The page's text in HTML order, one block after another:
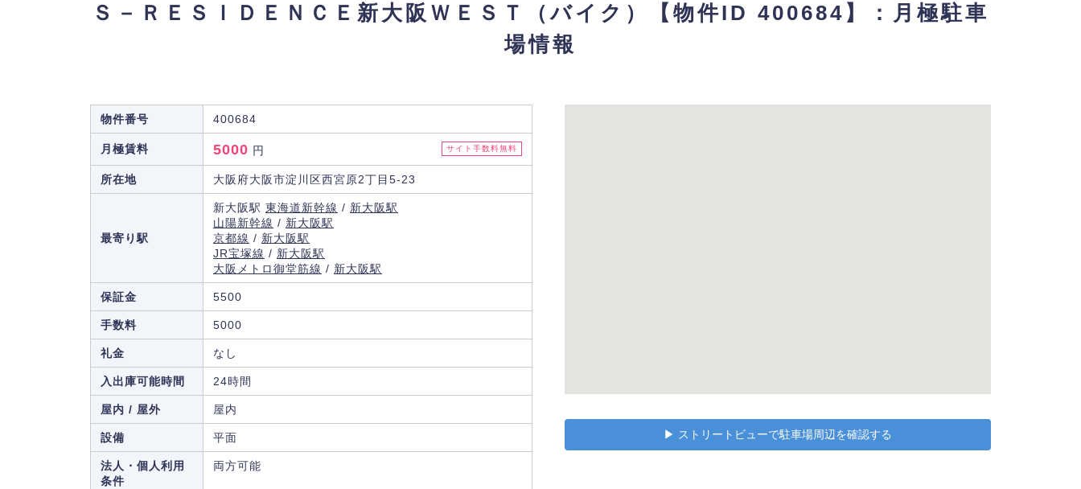
Ｓ－ＲＥＳＩＤＥＮＣＥ新大阪ＷＥＳＴ（バイク）
【物件ID 400684】：月極駐車
場情報
物件番号 400684
月極賃料 サイト手数料無料
5000 円
所在地 大阪府大阪市淀川区西宮原2丁目5-23
最寄り駅
新大阪駅 東海道新幹線 / 新大阪駅
山陽新幹線 / 新大阪駅
京都線 / 新大阪駅
JR宝塚線 / 新大阪駅
大阪メトロ御堂筋線 / 新大阪駅
保証金 5500
手数料 5000
礼金 なし
入出庫可能時間 24時間
屋内 / 屋外 屋内
設備 平面
法人・個人利用
条件
両方可能
▶︎ ストリートビューで駐車場周辺を確認する